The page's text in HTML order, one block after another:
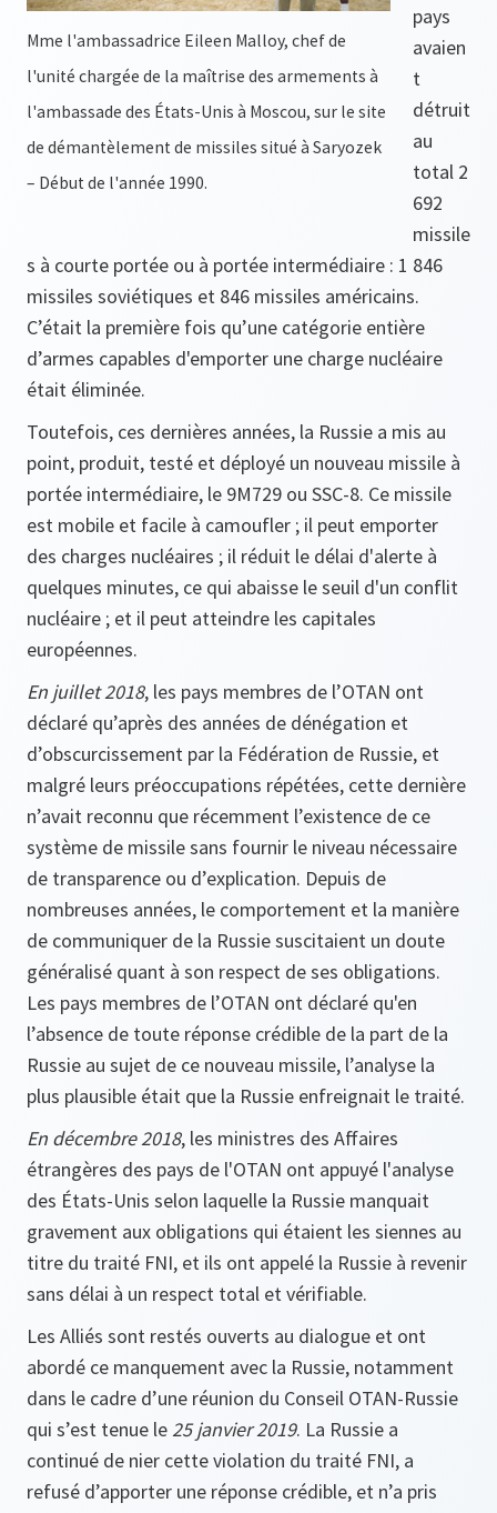
Mme l'ambassadrice Eileen Malloy, chef de
l'unité chargée de la maîtrise des armements à
l'ambassade des États-Unis à Moscou, sur le site
de démantèlement de missiles situé à Saryozek
– Début de l'année 1990.
pays
avaien
t
détruit
au
total 2
692
missile
s à courte portée ou à portée intermédiaire : 1 846
missiles soviétiques et 846 missiles américains.
C’était la première fois qu’une catégorie entière
d’armes capables d'emporter une charge nucléaire
était éliminée.
Toutefois, ces dernières années, la Russie a mis au
point, produit, testé et déployé un nouveau missile à
portée intermédiaire, le 9M729 ou SSC-8. Ce missile
est mobile et facile à camoufler ; il peut emporter
des charges nucléaires ; il réduit le délai d'alerte à
quelques minutes, ce qui abaisse le seuil d'un conflit
nucléaire ; et il peut atteindre les capitales
européennes.
En juillet 2018, les pays membres de l’OTAN ont
déclaré qu’après des années de dénégation et
d’obscurcissement par la Fédération de Russie, et
malgré leurs préoccupations répétées, cette dernière
n’avait reconnu que récemment l’existence de ce
système de missile sans fournir le niveau nécessaire
de transparence ou d’explication. Depuis de
nombreuses années, le comportement et la manière
de communiquer de la Russie suscitaient un doute
généralisé quant à son respect de ses obligations.
Les pays membres de l’OTAN ont déclaré qu'en
l’absence de toute réponse crédible de la part de la
Russie au sujet de ce nouveau missile, l’analyse la
plus plausible était que la Russie enfreignait le traité.
En décembre 2018, les ministres des Affaires
étrangères des pays de l'OTAN ont appuyé l'analyse
des États-Unis selon laquelle la Russie manquait
gravement aux obligations qui étaient les siennes au
titre du traité FNI, et ils ont appelé la Russie à revenir
sans délai à un respect total et vérifiable.
Les Alliés sont restés ouverts au dialogue et ont
abordé ce manquement avec la Russie, notamment
dans le cadre d’une réunion du Conseil OTAN-Russie
qui s’est tenue le25 janvier 2019. La Russie a
continué de nier cette violation du traité FNI, a
refusé d’apporter une réponse crédible, et n’a pris